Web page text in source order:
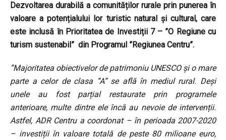
Dezvoltarea durabilă a comunităților rurale prin punerea în
valoare a potențialului lor turistic natural și cultural, care
este inclusă în Prioritatea de Investiții 7 – ”O Regiune cu
turism sustenabil” din Programul ”Regiunea Centru”.
”Majoritatea obiectivelor de patrimoniu UNESCO și o mare
parte a celor de clasa ”A” se află în mediul rural. Deși
unele au fost parțial restaurate prin programele
anterioare, multe dintre ele încă au nevoie de intervenții.
Astfel, ADR Centru a coordonat – în perioada 2007-2020
– investiții în valoare totală de peste 80 milioane euro,